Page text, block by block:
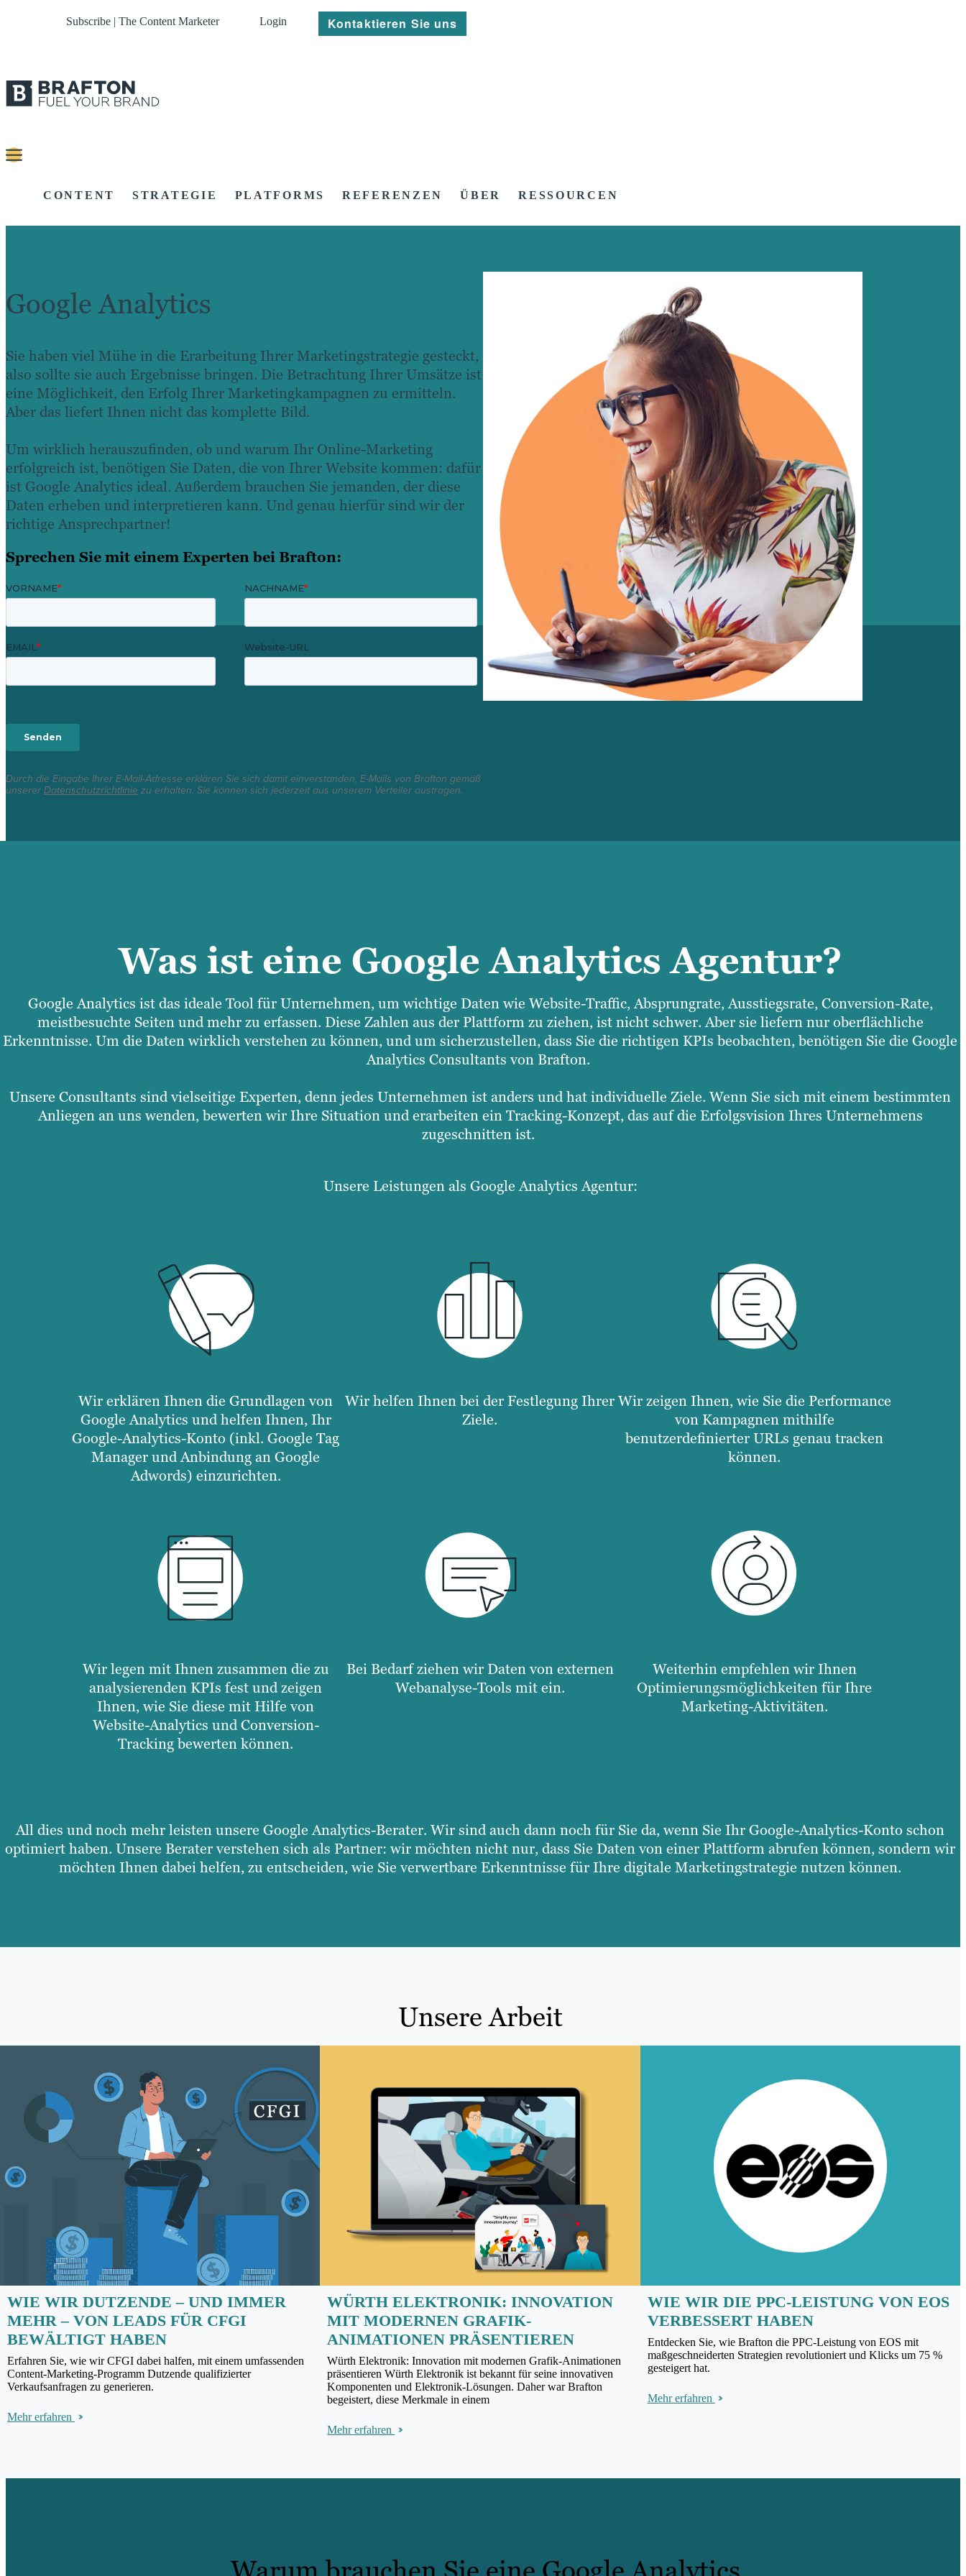
Subscribe | The Content Marketer Login Kontaktieren Sie uns
CONTENT STRATEGIE PLATFORMS REFERENZEN ÜBER RESSOURCEN
Google Analytics
Sie haben viel Mühe in die Erarbeitung Ihrer Marketingstrategie gesteckt,
also sollte sie auch Ergebnisse bringen. Die Betrachtung Ihrer Umsätze ist
eine Möglichkeit, den Erfolg Ihrer Marketingkampagnen zu ermitteln.
Aber das liefert Ihnen nicht das komplette Bild.
Um wirklich herauszufinden, ob und warum Ihr Online-Marketing
erfolgreich ist, benötigen Sie Daten, die von Ihrer Website kommen: dafür
ist Google Analytics ideal. Außerdem brauchen Sie jemanden, der diese
Daten erheben und interpretieren kann. Und genau hierfür sind wir der
richtige Ansprechpartner!
Sprechen Sie mit einem Experten bei Brafton:
Durch die Eingabe Ihrer E-Mail-Adresse erklären Sie sich damit einverstanden, E-Mails von Brafton gemäß
unsererDatenschutzrichtliniezu erhalten. Sie können sich jederzeit aus unserem Verteiler austragen.
Was ist eine Google Analytics Agentur?
Google Analytics ist das ideale Tool für Unternehmen, um wichtige Daten wie Website-Traffic, Absprungrate, Ausstiegsrate, Conversion-Rate,
meistbesuchte Seiten und mehr zu erfassen. Diese Zahlen aus der Plattform zu ziehen, ist nicht schwer. Aber sie liefern nur oberflächliche
Erkenntnisse. Um die Daten wirklich verstehen zu können, und um sicherzustellen, dass Sie die richtigen KPIs beobachten, benötigen Sie die Google
Analytics Consultants von Brafton.
Unsere Consultants sind vielseitige Experten, denn jedes Unternehmen ist anders und hat individuelle Ziele. Wenn Sie sich mit einem bestimmten
Anliegen an uns wenden, bewerten wir Ihre Situation und erarbeiten ein Tracking-Konzept, das auf die Erfolgsvision Ihres Unternehmens
zugeschnitten ist.
Unsere Leistungen als Google Analytics Agentur:
Wir erklären Ihnen die Grundlagen von
Google Analytics und helfen Ihnen, Ihr
Google-Analytics-Konto (inkl. Google Tag
Manager und Anbindung an Google
Adwords) einzurichten.
Wir helfen Ihnen bei der Festlegung Ihrer
Ziele.
Wir zeigen Ihnen, wie Sie die Performance
von Kampagnen mithilfe
benutzerdefinierter URLs genau tracken
können.
Wir legen mit Ihnen zusammen die zu
analysierenden KPIs fest und zeigen
Ihnen, wie Sie diese mit Hilfe von
Website-Analytics und Conversion-
Tracking bewerten können.
Bei Bedarf ziehen wir Daten von externen
Webanalyse-Tools mit ein.
Weiterhin empfehlen wir Ihnen
Optimierungsmöglichkeiten für Ihre
Marketing-Aktivitäten.
All dies und noch mehr leisten unsere Google Analytics-Berater. Wir sind auch dann noch für Sie da, wenn Sie Ihr Google-Analytics-Konto schon
optimiert haben. Unsere Berater verstehen sich als Partner: wir möchten nicht nur, dass Sie Daten von einer Plattform abrufen können, sondern wir
möchten Ihnen dabei helfen, zu entscheiden, wie Sie verwertbare Erkenntnisse für Ihre digitale Marketingstrategie nutzen können.
Unsere Arbeit
WIE WIR DUTZENDE – UND IMMER
MEHR – VON LEADS FÜR CFGI
BEWÄLTIGT HABEN
Erfahren Sie, wie wir CFGI dabei halfen, mit einem umfassenden
Content-Marketing-Programm Dutzende qualifizierter
Verkaufsanfragen zu generieren.
Mehr erfahren
WÜRTH ELEKTRONIK: INNOVATION
MIT MODERNEN GRAFIK-
ANIMATIONEN PRÄSENTIEREN
Würth Elektronik: Innovation mit modernen Grafik-Animationen
präsentieren Würth Elektronik ist bekannt für seine innovativen
Komponenten und Elektronik-Lösungen. Daher war Brafton
begeistert, diese Merkmale in einem
Mehr erfahren
WIE WIR DIE PPC-LEISTUNG VON EOS
VERBESSERT HABEN
Entdecken Sie, wie Brafton die PPC-Leistung von EOS mit
maßgeschneiderten Strategien revolutioniert und Klicks um 75 %
gesteigert hat.
Mehr erfahren